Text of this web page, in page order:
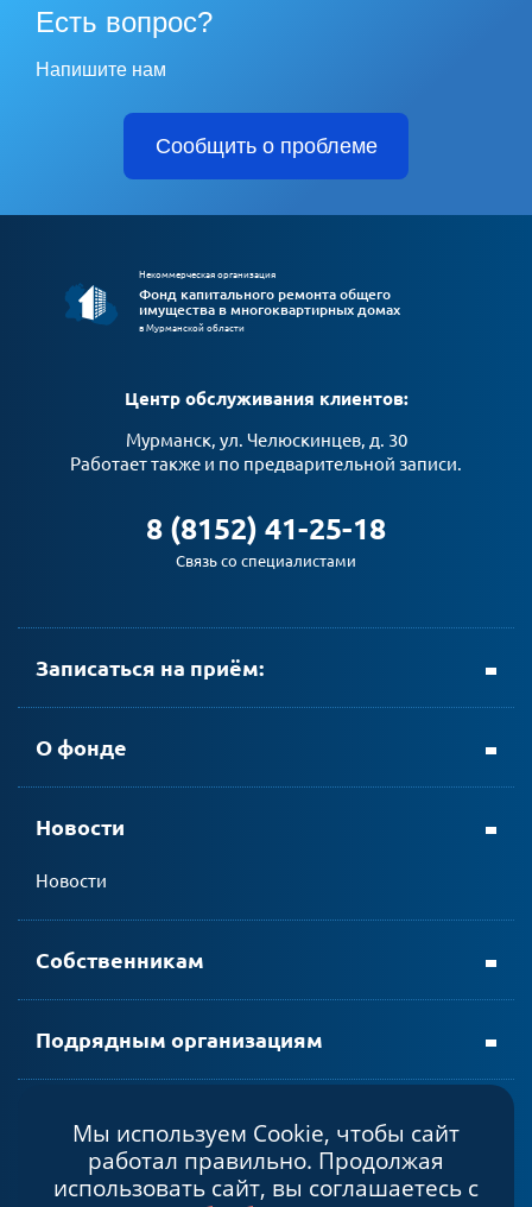
Есть вопрос?
Напишите нам
Сообщить о проблеме
Некоммерческая организация
Фонд капитального ремонта общего
имущества в многоквартирных домах
в Мурманской области
Центр обслуживания клиентов:
Мурманск, ул. Челюскинцев, д. 30
Работает также и по предварительной записи.
8 (8152) 41-25-18
Связь со специалистами
Записаться на приём:
О фонде
Новости
Новости
Собственникам
Подрядным организациям
Политика конфиденциальности
Cогласие на обработку персональных данных
Мы используем Cookie, чтобы сайт
работал правильно. Продолжая
использовать сайт, вы соглашаетесь с